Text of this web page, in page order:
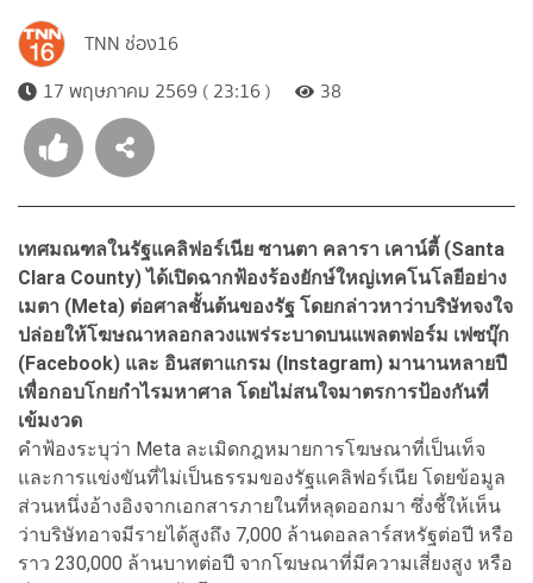
TNN ช่อง16
17 พฤษภาคม 2569 ( 23:16 )
38
เทศมณฑลในรัฐแคลิฟอร์เนีย ซานตา คลารา เคาน์ตี้ (Santa
Clara County) ได้เปิดฉากฟ้องร้องยักษ์ใหญ่เทคโนโลยีอย่าง
เมตา (Meta) ต่อศาลชั้นต้นของรัฐ โดยกล่าวหาว่าบริษัทจงใจ
ปล่อยให้โฆษณาหลอกลวงแพร่ระบาดบนแพลตฟอร์ม เฟซบุ๊ก
(Facebook) และ อินสตาแกรม (Instagram) มานานหลายปี
เพื่อกอบโกยกำไรมหาศาล โดยไม่สนใจมาตรการป้องกันที่
เข้มงวด
คำฟ้องระบุว่า Meta ละเมิดกฎหมายการโฆษณาที่เป็นเท็จ
และการแข่งขันที่ไม่เป็นธรรมของรัฐแคลิฟอร์เนีย โดยข้อมูล
ส่วนหนึ่งอ้างอิงจากเอกสารภายในที่หลุดออกมา ซึ่งชี้ให้เห็น
ว่าบริษัทอาจมีรายได้สูงถึง 7,000 ล้านดอลลาร์สหรัฐต่อปี หรือ
ราว 230,000 ล้านบาทต่อปี จากโฆษณาที่มีความเสี่ยงสูง หรือ